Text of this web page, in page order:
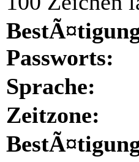
Passworts:
Sprache:
Zeitzone: